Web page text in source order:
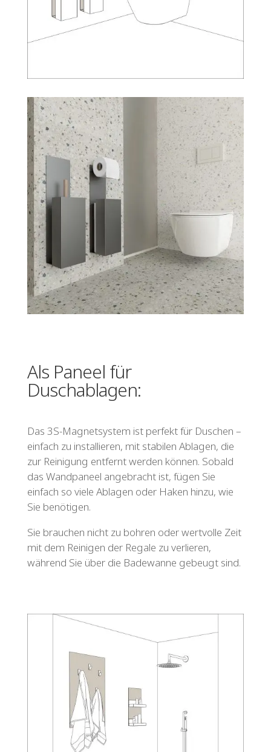
Als Paneel für
Duschablagen:
Das 3S-Magnetsystem ist perfekt für Duschen –
einfach zu installieren, mit stabilen Ablagen, die
zur Reinigung entfernt werden können. Sobald
das Wandpaneel angebracht ist, fügen Sie
einfach so viele Ablagen oder Haken hinzu, wie
Sie benötigen.
Sie brauchen nicht zu bohren oder wertvolle Zeit
mit dem Reinigen der Regale zu verlieren,
während Sie über die Badewanne gebeugt sind.